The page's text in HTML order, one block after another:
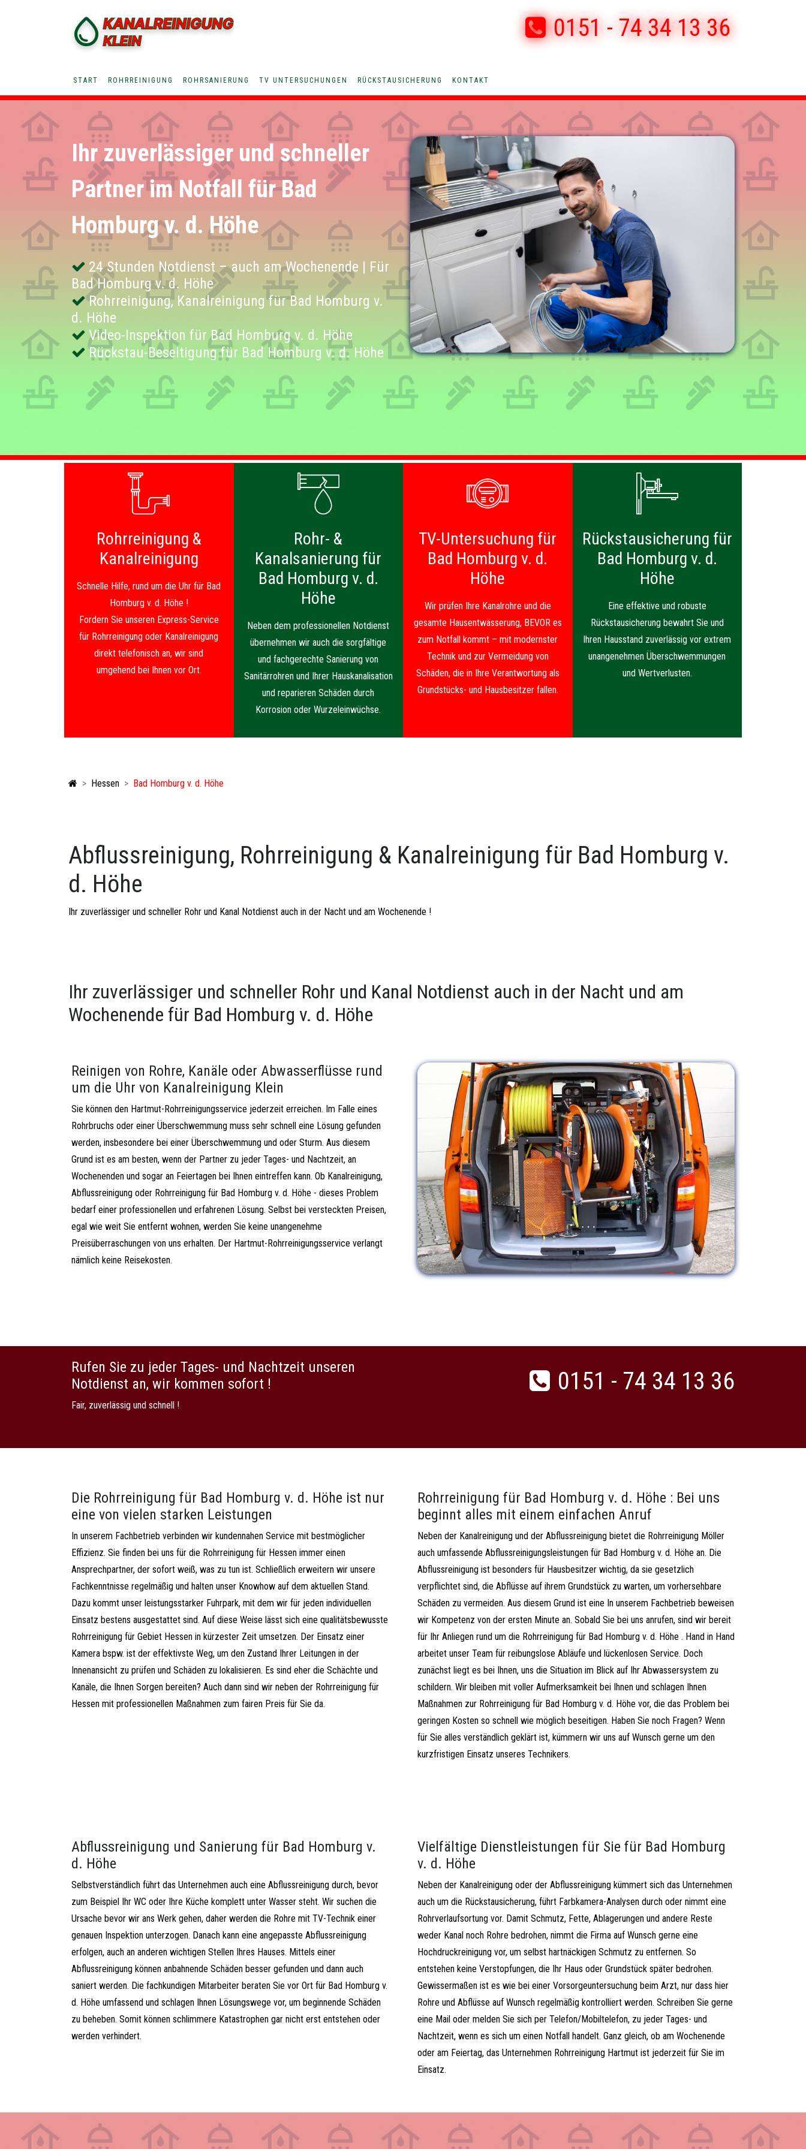
0151 - 74 34 13 36
START ROHRREINIGUNG ROHRSANIERUNG TV UNTERSUCHUNGEN RÜCKSTAUSICHERUNG KONTAKT
Ihr zuverlässiger und schneller
Partner im Notfall für Bad
Homburg v. d. Höhe
24 Stunden Notdienst – auch am Wochenende | Für
Bad Homburg v. d. Höhe
Rohrreinigung, Kanalreinigung für Bad Homburg v.
d. Höhe
Video-Inspektion für Bad Homburg v. d. Höhe
Rückstau-Beseitigung für Bad Homburg v. d. Höhe
Rohrreinigung &
Kanalreinigung
Schnelle Hilfe, rund um die Uhr für Bad
Homburg v. d. Höhe !
Fordern Sie unseren Express-Service
für Rohrreinigung oder Kanalreinigung
direkt telefonisch an, wir sind
umgehend bei Ihnen vor Ort.
Rohr- &
Kanalsanierung für
Bad Homburg v. d.
Höhe
Neben dem professionellen Notdienst
übernehmen wir auch die sorgfältige
und fachgerechte Sanierung von
Sanitärrohren und Ihrer Hauskanalisation
und reparieren Schäden durch
Korrosion oder Wurzeleinwüchse.
TV-Untersuchung für
Bad Homburg v. d.
Höhe
Wir prüfen Ihre Kanalrohre und die
gesamte Hausentwässerung, BEVOR es
zum Notfall kommt – mit modernster
Technik und zur Vermeidung von
Schäden, die in Ihre Verantwortung als
Grundstücks- und Hausbesitzer fallen.
Rückstausicherung für
Bad Homburg v. d.
Höhe
Eine effektive und robuste
Rückstausicherung bewahrt Sie und
Ihren Hausstand zuverlässig vor extrem
unangenehmen Überschwemmungen
und Wertverlusten.
Hessen Bad Homburg v. d. Höhe
Abflussreinigung, Rohrreinigung & Kanalreinigung für Bad Homburg v.
d. Höhe
Ihr zuverlässiger und schneller Rohr und Kanal Notdienst auch in der Nacht und am Wochenende !
Ihr zuverlässiger und schneller Rohr und Kanal Notdienst auch in der Nacht und am
Wochenende für Bad Homburg v. d. Höhe
Reinigen von Rohre, Kanäle oder Abwasserflüsse rund
um die Uhr von Kanalreinigung Klein
Sie können den Hartmut-Rohrreinigungsservice jederzeit erreichen. Im Falle eines
Rohrbruchs oder einer Überschwemmung muss sehr schnell eine Lösung gefunden
werden, insbesondere bei einer Überschwemmung und oder Sturm. Aus diesem
Grund ist es am besten, wenn der Partner zu jeder Tages- und Nachtzeit, an
Wochenenden und sogar an Feiertagen bei Ihnen eintreffen kann. Ob Kanalreinigung,
Abflussreinigung oder Rohrreinigung für Bad Homburg v. d. Höhe - dieses Problem
bedarf einer professionellen und erfahrenen Lösung. Selbst bei versteckten Preisen,
egal wie weit Sie entfernt wohnen, werden Sie keine unangenehme
Preisüberraschungen von uns erhalten. Der Hartmut-Rohrreinigungsservice verlangt
nämlich keine Reisekosten.
Rufen Sie zu jeder Tages- und Nachtzeit unseren
Notdienst an, wir kommen sofort !
Fair, zuverlässig und schnell !
0151 - 74 34 13 36
Die Rohrreinigung für Bad Homburg v. d. Höhe ist nur
eine von vielen starken Leistungen
In unserem Fachbetrieb verbinden wir kundennahen Service mit bestmöglicher
Effizienz. Sie finden bei uns für die Rohrreinigung für Hessen immer einen
Ansprechpartner, der sofort weiß, was zu tun ist. Schließlich erweitern wir unsere
Fachkenntnisse regelmäßig und halten unser Knowhow auf dem aktuellen Stand.
Dazu kommt unser leistungsstarker Fuhrpark, mit dem wir für jeden individuellen
Einsatz bestens ausgestattet sind. Auf diese Weise lässt sich eine qualitätsbewusste
Rohrreinigung für Gebiet Hessen in kürzester Zeit umsetzen. Der Einsatz einer
Kamera bspw. ist der effektivste Weg, um den Zustand Ihrer Leitungen in der
Innenansicht zu prüfen und Schäden zu lokalisieren. Es sind eher die Schächte und
Kanäle, die Ihnen Sorgen bereiten? Auch dann sind wir neben der Rohrreinigung für
Hessen mit professionellen Maßnahmen zum fairen Preis für Sie da.
Rohrreinigung für Bad Homburg v. d. Höhe : Bei uns
beginnt alles mit einem einfachen Anruf
Neben der Kanalreinigung und der Abflussreinigung bietet die Rohrreinigung Möller
auch umfassende Abflussreinigungsleistungen für Bad Homburg v. d. Höhe an. Die
Abflussreinigung ist besonders für Hausbesitzer wichtig, da sie gesetzlich
verpflichtet sind, die Abflüsse auf ihrem Grundstück zu warten, um vorhersehbare
Schäden zu vermeiden. Aus diesem Grund ist eine In unserem Fachbetrieb beweisen
wir Kompetenz von der ersten Minute an. Sobald Sie bei uns anrufen, sind wir bereit
für Ihr Anliegen rund um die Rohrreinigung für Bad Homburg v. d. Höhe . Hand in Hand
arbeitet unser Team für reibungslose Abläufe und lückenlosen Service. Doch
zunächst liegt es bei Ihnen, uns die Situation im Blick auf Ihr Abwassersystem zu
schildern. Wir bleiben mit voller Aufmerksamkeit bei Ihnen und schlagen Ihnen
Maßnahmen zur Rohrreinigung für Bad Homburg v. d. Höhe vor, die das Problem bei
geringen Kosten so schnell wie möglich beseitigen. Haben Sie noch Fragen? Wenn
für Sie alles verständlich geklärt ist, kümmern wir uns auf Wunsch gerne um den
kurzfristigen Einsatz unseres Technikers.
Abflussreinigung und Sanierung für Bad Homburg v.
d. Höhe
Selbstverständlich führt das Unternehmen auch eine Abflussreinigung durch, bevor
zum Beispiel Ihr WC oder Ihre Küche komplett unter Wasser steht. Wir suchen die
Ursache bevor wir ans Werk gehen, daher werden die Rohre mit TV-Technik einer
genauen Inspektion unterzogen. Danach kann eine angepasste Abflussreinigung
erfolgen, auch an anderen wichtigen Stellen Ihres Hauses. Mittels einer
Abflussreinigung können anbahnende Schäden besser gefunden und dann auch
saniert werden. Die fachkundigen Mitarbeiter beraten Sie vor Ort für Bad Homburg v.
d. Höhe umfassend und schlagen Ihnen Lösungswege vor, um beginnende Schäden
zu beheben. Somit können schlimmere Katastrophen gar nicht erst entstehen oder
werden verhindert.
Vielfältige Dienstleistungen für Sie für Bad Homburg
v. d. Höhe
Neben der Kanalreinigung oder der Abflussreinigung kümmert sich das Unternehmen
auch um die Rückstausicherung, führt Farbkamera-Analysen durch oder nimmt eine
Rohrverlaufsortung vor. Damit Schmutz, Fette, Ablagerungen und andere Reste
weder Kanal noch Rohre bedrohen, nimmt die Firma auf Wunsch gerne eine
Hochdruckreinigung vor, um selbst hartnäckigen Schmutz zu entfernen. So
entstehen keine Verstopfungen, die Ihr Haus oder Grundstück später bedrohen.
Gewissermaßen ist es wie bei einer Vorsorgeuntersuchung beim Arzt, nur dass hier
Rohre und Abflüsse auf Wunsch regelmäßig kontrolliert werden. Schreiben Sie gerne
eine Mail oder melden Sie sich per Telefon/Mobiltelefon, zu jeder Tages- und
Nachtzeit, wenn es sich um einen Notfall handelt. Ganz gleich, ob am Wochenende
oder am Feiertag, das Unternehmen Rohrreinigung Hartmut ist jederzeit für Sie im
Einsatz.